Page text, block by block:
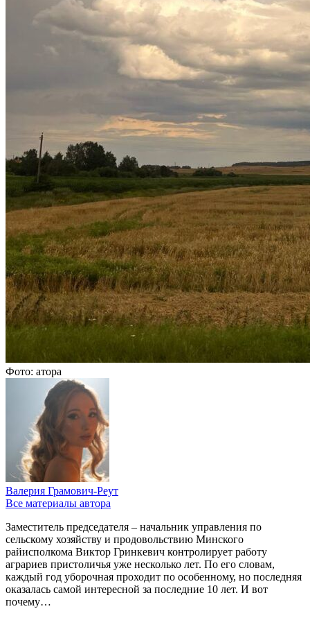
Фото: атора
Валерия Грамович-Реут
Все материалы автора
Заместитель председателя – начальник управления по
сельскому хозяйству и продовольствию Минского
райисполкома Виктор Гринкевич контролирует работу
аграриев пристоличья уже несколько лет. По его словам,
каждый год уборочная проходит по особенному, но последняя
оказалась самой интересной за последние 10 лет. И вот
почему…